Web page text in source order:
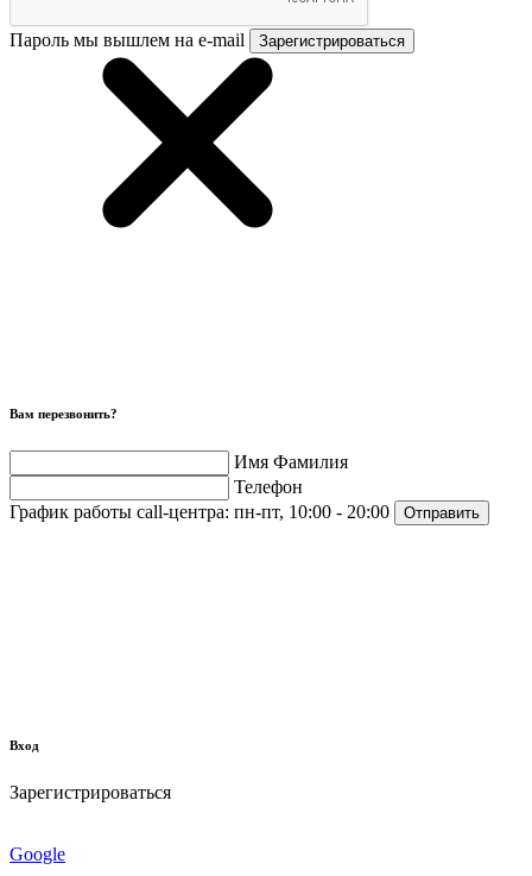
Пароль мы вышлем на e-mail Зарегистрироваться
Вам перезвонить?
Имя Фамилия
Телефон
График работы call-центра: пн-пт, 10:00 - 20:00 Отправить
Вход
Зарегистрироваться
Google